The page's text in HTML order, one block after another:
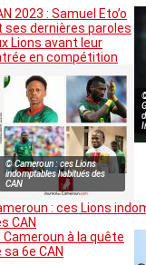
2023 : Samuel Eto’o
ses dernières paroles
Lions avant leur
en compétition
© Cameroun : ces Lions
indomptables habitués des
CAN
: ces Lions
CAN
Cameroun à la quête
sa 6e CAN